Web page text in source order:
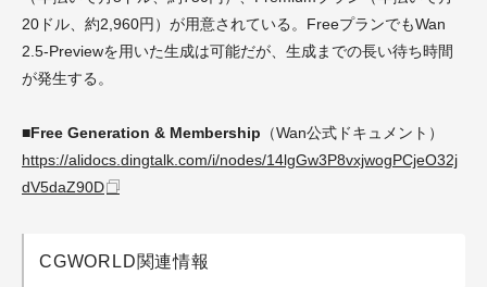
20ドル、約2,960円）が用意されている。FreeプランでもWan
2.5-Previewを用いた生成は可能だが、生成までの長い待ち時間
が発生する。
■Free Generation & Membership （Wan公式ドキュメント）
https://alidocs.dingtalk.com/i/nodes/14lgGw3P8vxjwogPCjeO32j
dV5daZ90D
CGWORLD関連情報